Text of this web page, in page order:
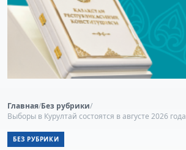
Главная/Без рубрики/
Выборы в Курултай состоятся в августе 2026 года
БЕЗ РУБРИКИ